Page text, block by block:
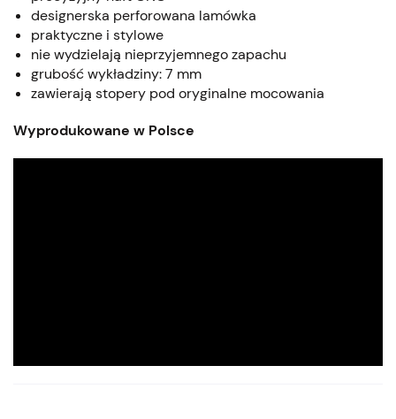
designerska perforowana lamówka
praktyczne i stylowe
nie wydzielają nieprzyjemnego zapachu
grubość wykładziny: 7 mm
zawierają stopery pod oryginalne mocowania
Wyprodukowane w Polsce